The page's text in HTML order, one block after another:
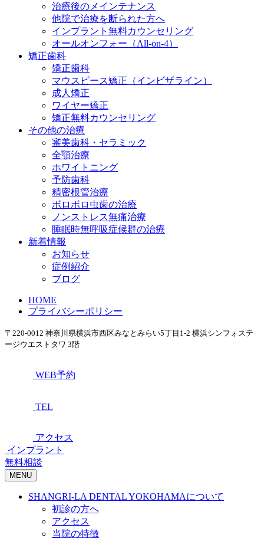
治療後のメインテナンス
他院で治療を断られた方へ
インプラント無料カウンセリング
オールオンフォー（All-on-4）
矯正歯科
矯正歯科
マウスピース矯正（インビザライン）
成人矯正
ワイヤー矯正
矯正無料カウンセリング
その他の治療
審美歯科・セラミック
全顎治療
ホワイトニング
予防歯科
精密根管治療
ボロボロ虫歯の治療
ノンストレス無痛治療
睡眠時無呼吸症候群の治療
新着情報
お知らせ
症例紹介
ブログ
HOME
プライバシーポリシー
〒220-0012 神奈川県横浜市西区みなとみらい5丁目1-2 横浜シンフォステ
ージウエストタワ 3階
WEB予約
TEL
アクセス
インプラント
無料相談
MENU
SHANGRI-LA DENTAL YOKOHAMAについて
初診の方へ
アクセス
当院の特徴